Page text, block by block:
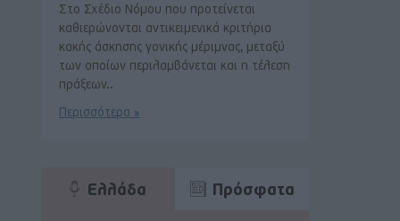
Στο Σχέδιο Νόμου που προτείνεται
καθιερώνονται αντικειμενικά κριτήρια
κακής άσκησης γονικής μέριμνας, μεταξύ
των οποίων περιλαμβάνεται και η τέλεση
πράξεων..
Περισσότερα »
Ελλάδα Πρόσφατα